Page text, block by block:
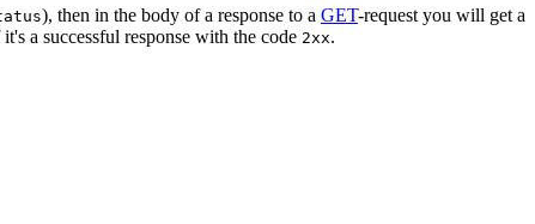
), then in the body of a response to a GET-request you will get a
a successful response with the code 2xx.